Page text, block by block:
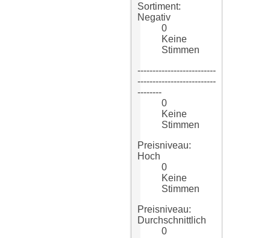
Sortiment:
Negativ
0
Keine
Stimmen
--------------------------
--------------------------
--------
0
Keine
Stimmen
Preisniveau:
Hoch
0
Keine
Stimmen
Preisniveau:
Durchschnittlich
0